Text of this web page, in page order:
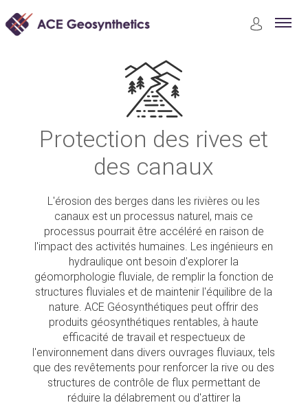
Applications Protection des rives et des canaux
Protection des rives et
des canaux
L'érosion des berges dans les rivières ou les
canaux est un processus naturel, mais ce
processus pourrait être accéléré en raison de
l'impact des activités humaines. Les ingénieurs en
hydraulique ont besoin d'explorer la
géomorphologie fluviale, de remplir la fonction de
structures fluviales et de maintenir l'équilibre de la
nature. ACE Géosynthétiques peut offrir des
produits géosynthétiques rentables, à haute
efficacité de travail et respectueux de
l'environnement dans divers ouvrages fluviaux, tels
que des revêtements pour renforcer la rive ou des
structures de contrôle de flux permettant de
réduire la délabrement ou d'attirer la